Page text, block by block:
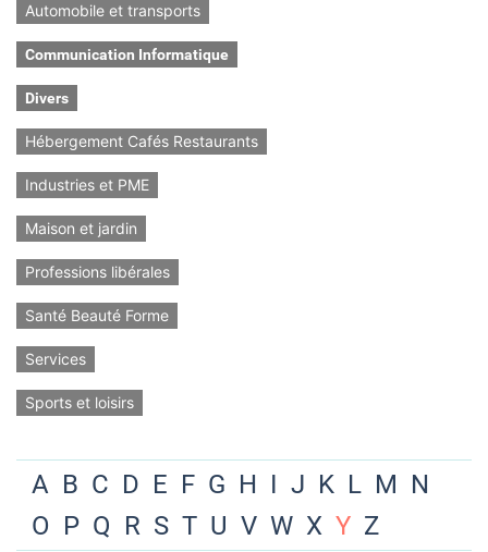
Automobile et transports
Communication Informatique
Divers
Hébergement Cafés Restaurants
Industries et PME
Maison et jardin
Professions libérales
Santé Beauté Forme
Services
Sports et loisirs
A B C D E F G H I J K L M N
O P Q R S T U V W X Y Z